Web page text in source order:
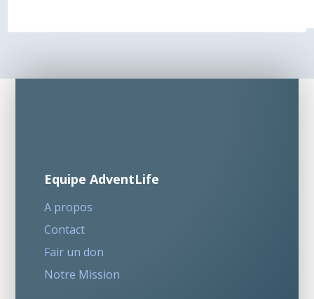
Equipe AdventLife
A propos
Contact
Fair un don
Notre Mission